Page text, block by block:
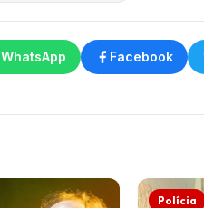
WhatsApp Facebook
Polícia